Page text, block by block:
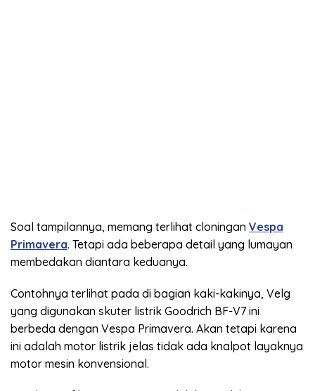
Soal tampilannya, memang terlihat cloningan Vespa
Primavera. Tetapi ada beberapa detail yang lumayan
membedakan diantara keduanya.
Contohnya terlihat pada di bagian kaki-kakinya, Velg
yang digunakan skuter listrik Goodrich BF-V7 ini
berbeda dengan Vespa Primavera. Akan tetapi karena
ini adalah motor listrik jelas tidak ada knalpot layaknya
motor mesin konvensional.